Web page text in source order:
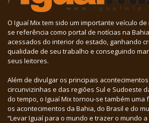
O Iguaí Mix tem sido um importante veículo
se referência como portal de notícias na
acessados do interior do estado, ganhando
qualidade de seu trabalho e conseguindo
seus leitores.
Além de divulgar os principais
circunvizinhas e das regiões Sul e Sudoeste
do tempo, o Iguaí Mix tornou-se também uma
os acontecimentos da Bahia, do Brasil e do
“Levar Iguaí para o mundo e trazer o mundo a